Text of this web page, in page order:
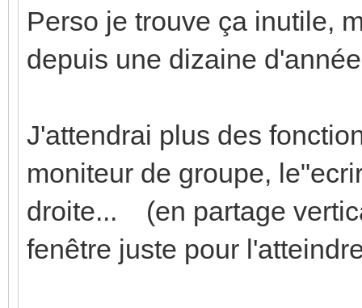
Perso je trouve ça inutile,
depuis une dizaine
J'attendrai plus des
moniteur de groupe,
droite... (en partage
fenêtre juste pour